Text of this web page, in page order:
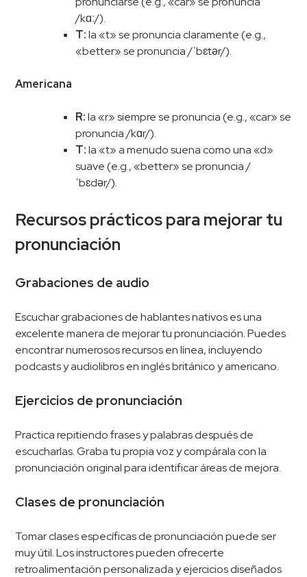
/kɑː/).
T:la «t» se pronuncia claramente (e.g.,
«better» se pronuncia /ˈbɛtər/).
Americana
R:la «r» siempre se pronuncia (e.g., «car» se
pronuncia /kɑr/).
T:la «t» a menudo suena como una «d»
suave (e.g., «better» se pronuncia /
ˈbɛdər/).
Recursos prácticos para mejorar tu
pronunciación
Grabaciones de audio
Escuchar grabaciones de hablantes nativos es una
excelente manera de mejorar tu pronunciación. Puedes
encontrar numerosos recursos en línea, incluyendo
podcasts y audiolibros en inglés británico y americano.
Ejercicios de pronunciación
Practica repitiendo frases y palabras después de
escucharlas. Graba tu propia voz y compárala con la
pronunciación original para identificar áreas de mejora.
Clases de pronunciación
Tomar clases específicas de pronunciación puede ser
muy útil. Los instructores pueden ofrecerte
retroalimentación personalizada y ejercicios diseñados